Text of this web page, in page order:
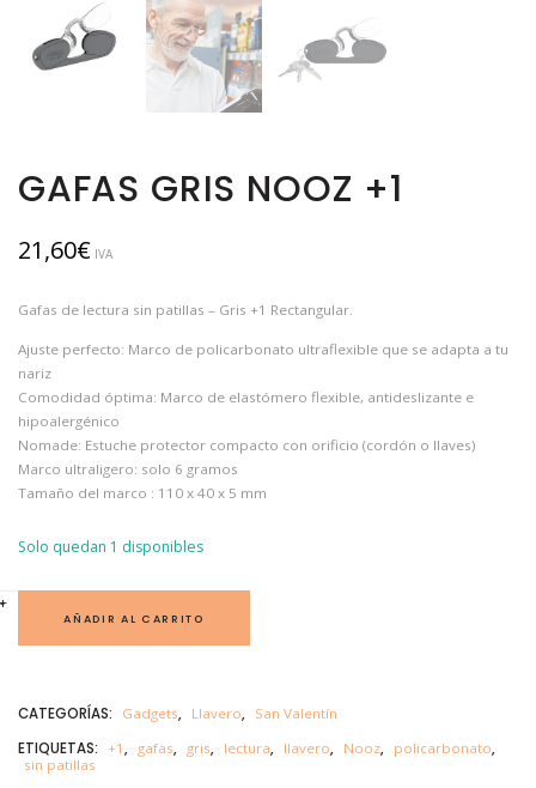
GAFAS GRIS NOOZ +1
21,60€ IVA
Gafas de lectura sin patillas – Gris +1 Rectangular.
Ajuste perfecto: Marco de policarbonato ultraflexible que se adapta a tu
nariz
Comodidad óptima: Marco de elastómero flexible, antideslizante e
hipoalergénico
Nomade: Estuche protector compacto con orificio (cordón o llaves)
Marco ultraligero: solo 6 gramos
Tamaño del marco : 110 x 40 x 5 mm
Solo quedan 1 disponibles
A
I
N
O
-
AÑADIR AL CARRITO
CATEGORÍAS: Gadgets, Llavero, San Valentín
ETIQUETAS: +1 , gafas, gris, lectura, llavero, Nooz, policarbonato,
sin patillas